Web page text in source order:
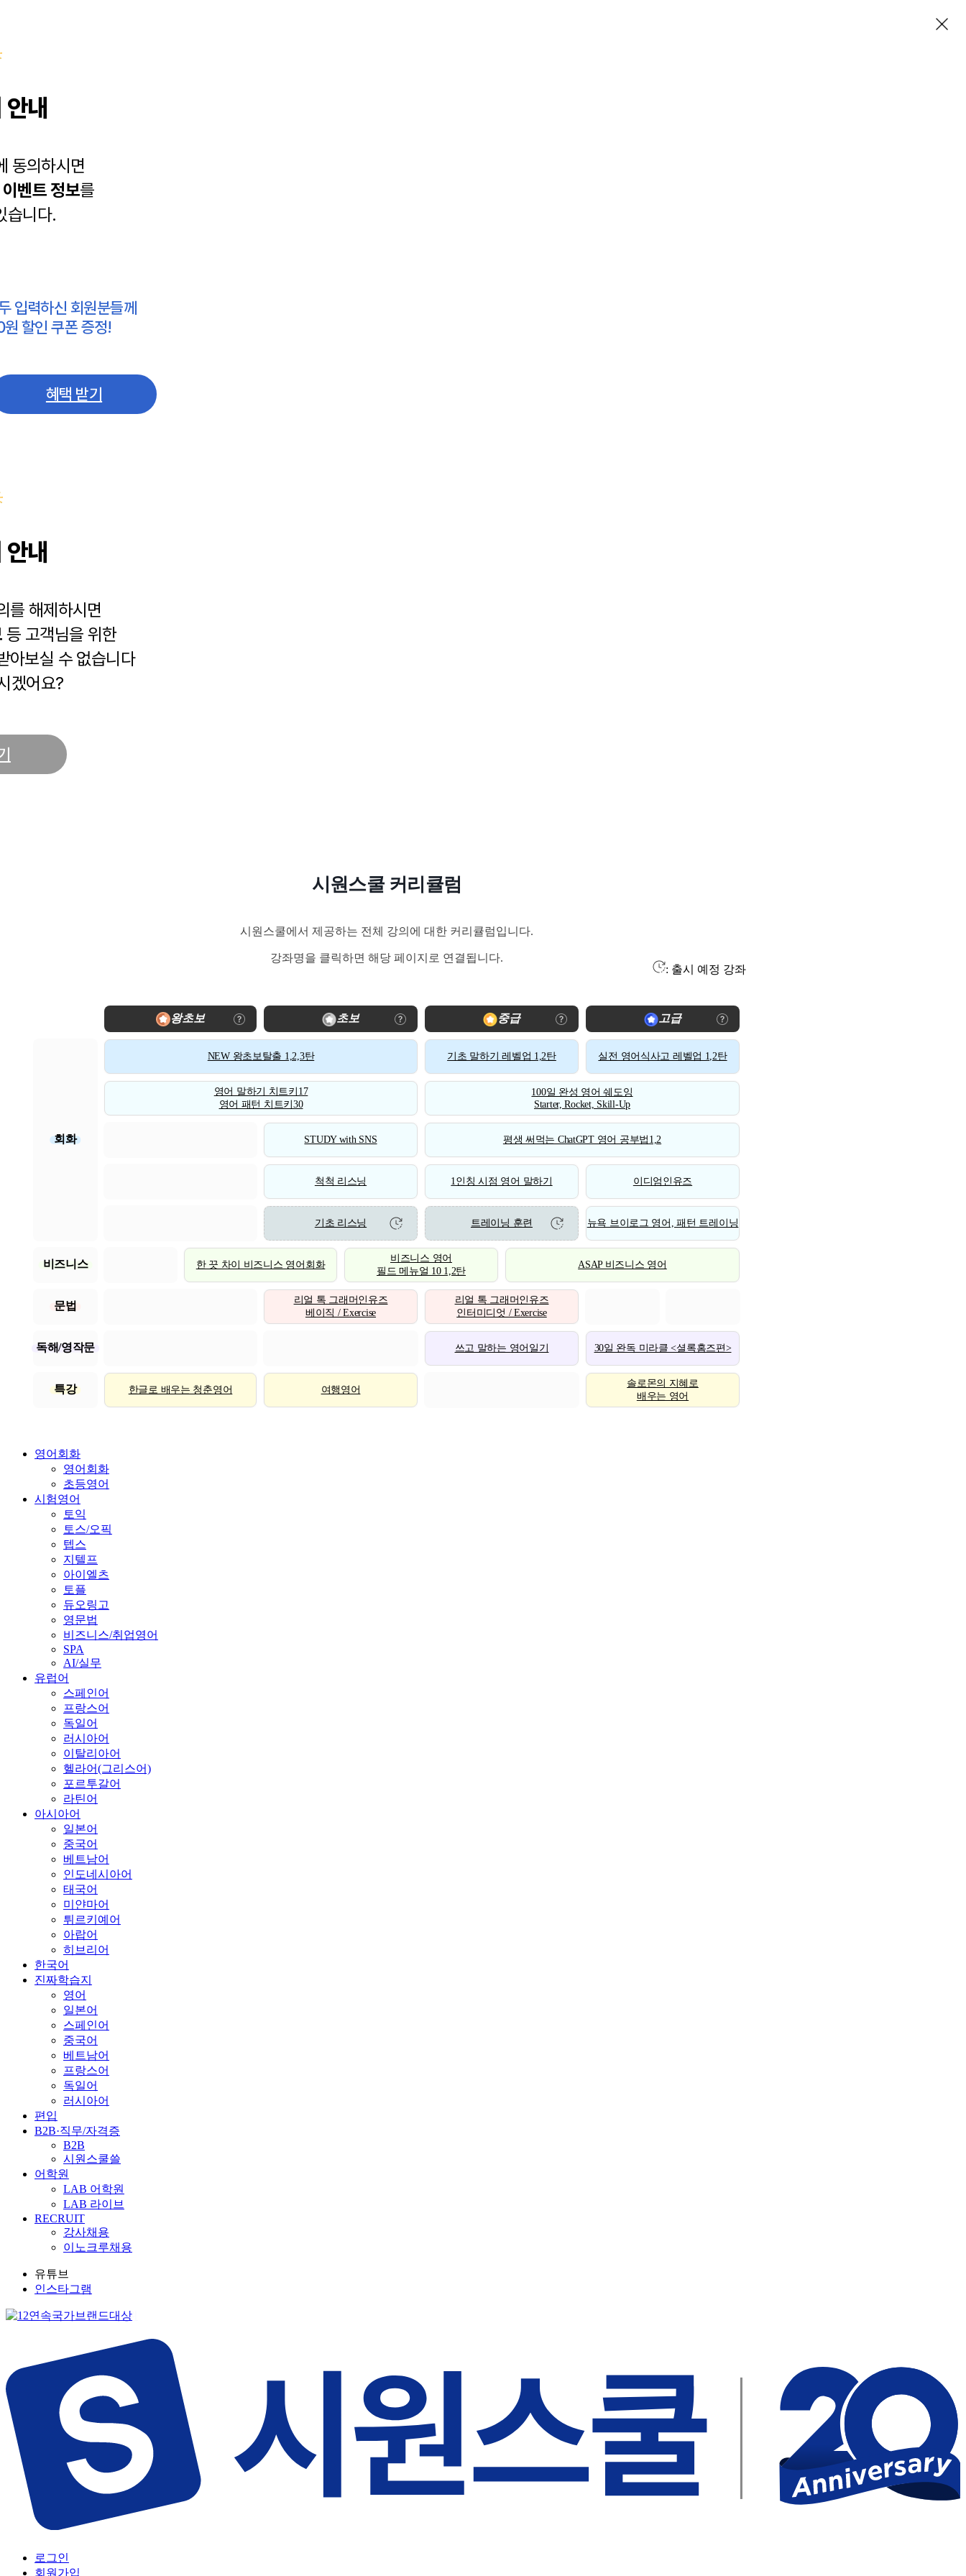
내
동의하시면
이벤트 정보를
습니다.
입력하신 회원분들께
할인 쿠폰 증정!
혜택 받기
내
를 해제하시면
등 고객님을 위한
아보실 수 없습니다
겠어요?
시원스쿨 커리큘럼
시원스쿨에서 제공하는 전체 강의에 대한 커리큘럼입니다.
강좌명을 클릭하면 해당 페이지로 연결됩니다.
: 출시 예정 강좌
왕초보 초보 중급 고급
회화
NEW 왕초보탈출 1,2,3탄 기초 말하기 레벨업 1,2탄 실전 영어식사고 레벨업 1,2탄
영어 말하기 치트키17
영어 패턴 치트키30
100일 완성 영어 쉐도잉
Starter, Rocket, Skill-Up
STUDY with SNS 평생 써먹는 ChatGPT 영어 공부법1,2
척척 리스닝 1인칭 시점 영어 말하기 이디엄인유즈
기초 리스닝 트레이닝 훈련 뉴욕 브이로그 영어, 패턴 트레이닝
비즈니스 한 끗 차이 비즈니스 영어회화
비즈니스 영어
필드 메뉴얼 10 1,2탄
ASAP 비즈니스 영어
문법
리얼 톡 그래머인유즈
베이직 / Exercise
리얼 톡 그래머인유즈
인터미디엇 / Exercise
독해/영작문 쓰고 말하는 영어일기 30일 완독 미라클 <셜록홈즈편>
특강 한글로 배우는 청춘영어 여행영어
솔로몬의 지혜로
배우는 영어
영어회화
영어회화
초등영어
시험영어
토익
토스/오픽
텝스
지텔프
아이엘츠
토플
듀오링고
영문법
비즈니스/취업영어
SPA
AI/실무
유럽어
스페인어
프랑스어
독일어
러시아어
이탈리아어
헬라어(그리스어)
포르투갈어
라틴어
아시아어
일본어
중국어
베트남어
인도네시아어
태국어
미얀마어
튀르키예어
아랍어
히브리어
한국어
진짜학습지
영어
일본어
스페인어
중국어
베트남어
프랑스어
독일어
러시아어
편입
B2B·직무/자격증
B2B
시원스쿨쓸
어학원
LAB 어학원
LAB 라이브
RECRUIT
강사채용
이노크루채용
유튜브
인스타그램
로그인
회원가입